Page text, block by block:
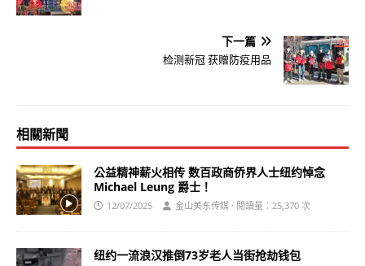
下一篇
检测新冠 获赠防疫用品
相關新聞
公益精神薪火相传 数百政商侨界人士纽约悼念
Michael Leung 爵士！
12/07/2025 金山美东传媒 · 閱讀量：25,370 次
纽约一流浪汉推倒73岁老人当街抢劫钱包